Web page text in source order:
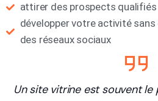
attirer des prospects qualifiés
développer votre activité
des réseaux sociaux
Un site vitrine est souvent le